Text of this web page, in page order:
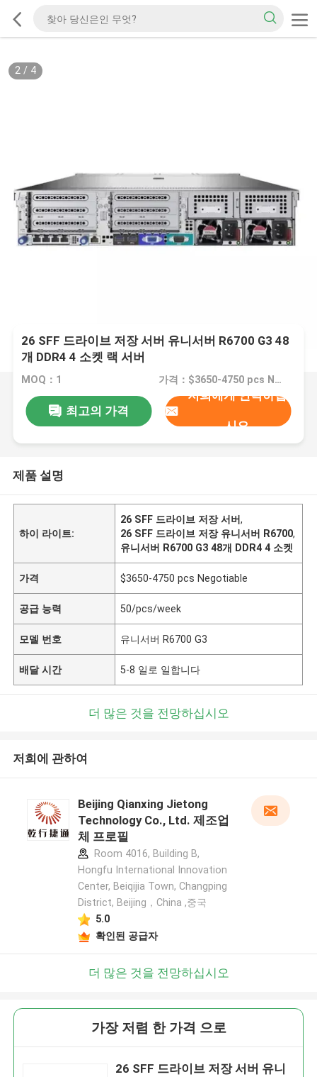
2/ 4
26 SFF 드라이브 저장 서버 유니서버 R6700 G3 48
개 DDR4 4 소켓 랙 서버
MOQ：1 가격：$3650-4750 pcs Negotiable
최고의 가격
저희에게 연락하십
시오
제품 설명
하이 라이트:
26 SFF 드라이브 저장 서버,
26 SFF 드라이브 저장 유니서버 R6700,
유니서버 R6700 G3 48개 DDR4 4 소켓
가격 $3650-4750 pcs Negotiable
공급 능력 50/pcs/week
모델 번호 유니서버 R6700 G3
배달 시간 5-8 일로 일합니다
더 많은 것을 전망하십시오
저희에 관하여
Beijing Qianxing Jietong
Technology Co., Ltd. 제조업
체 프로필
Room 4016, Building B,
Hongfu International Innovation
Center, Beiqijia Town, Changping
District, Beijing，China ,중국
5.0
확인된 공급자
더 많은 것을 전망하십시오
가장 저렴 한 가격 으로
26 SFF 드라이브 저장 서버 유니